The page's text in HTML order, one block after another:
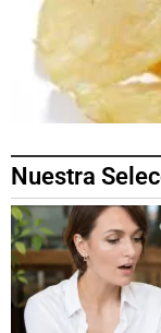
Nuestra